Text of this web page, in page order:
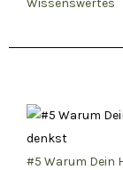
Wissenswertes
#5 Warum Dein